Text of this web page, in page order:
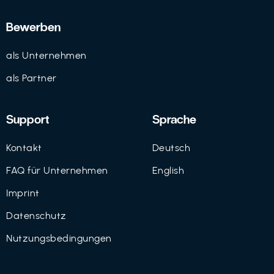
Bewerben
als Unternehmen
als Partner
Support
Kontakt
FAQ für Unternehmen
Imprint
Datenschutz
Nutzungsbedingungen
Sprache
Deutsch
English